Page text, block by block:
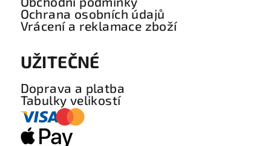
Ochrana osobních údajů
Vrácení a reklamace zboží
UŽITEČNÉ
Doprava a platba
Tabulky velikostí